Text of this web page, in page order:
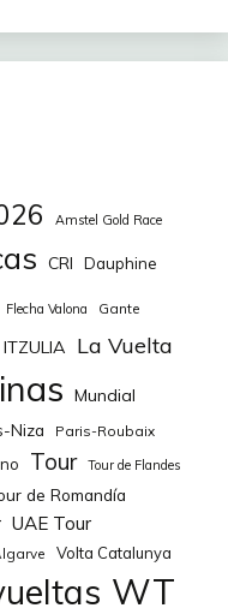
Amstel Gold Race
CRI Dauphine
Flecha Valona Gante
ITZULIA La Vuelta
Mundial
Niza Paris-Roubaix
Tour Tour de Flandes
de Romandía
UAE Tour
Volta Catalunya
WT